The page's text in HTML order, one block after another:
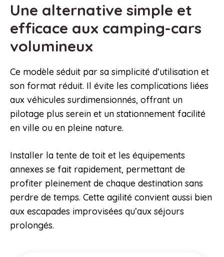
Une alternative simple et
efficace aux camping-cars
volumineux
Ce modèle séduit par sa simplicité d’utilisation et
son format réduit. Il évite les complications liées
aux véhicules surdimensionnés, offrant un
pilotage plus serein et un stationnement facilité
en ville ou en pleine nature.
Installer la tente de toit et les équipements
annexes se fait rapidement, permettant de
profiter pleinement de chaque destination sans
perdre de temps. Cette agilité convient aussi bien
aux escapades improvisées qu’aux séjours
prolongés.